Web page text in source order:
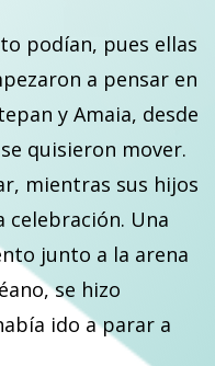
podían, pues ellas
a pensar en
y Amaia, desde
quisieron mover.
mientras sus hijos
celebración. Una
junto a la arena
se hizo
ido a parar a